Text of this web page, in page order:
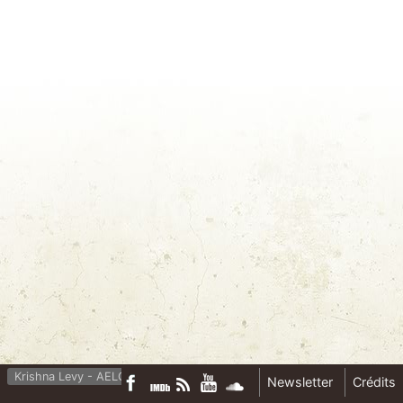
Krishna Levy - AELC 2 Newsletter Crédits